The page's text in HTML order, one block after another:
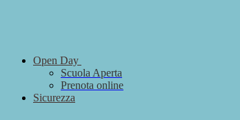
Open Day
Scuola Aperta
Prenota online
Sicurezza